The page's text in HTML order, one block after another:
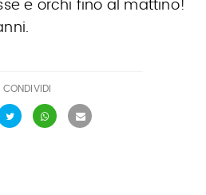
e orchi fino al mattino!
CONDIVIDI